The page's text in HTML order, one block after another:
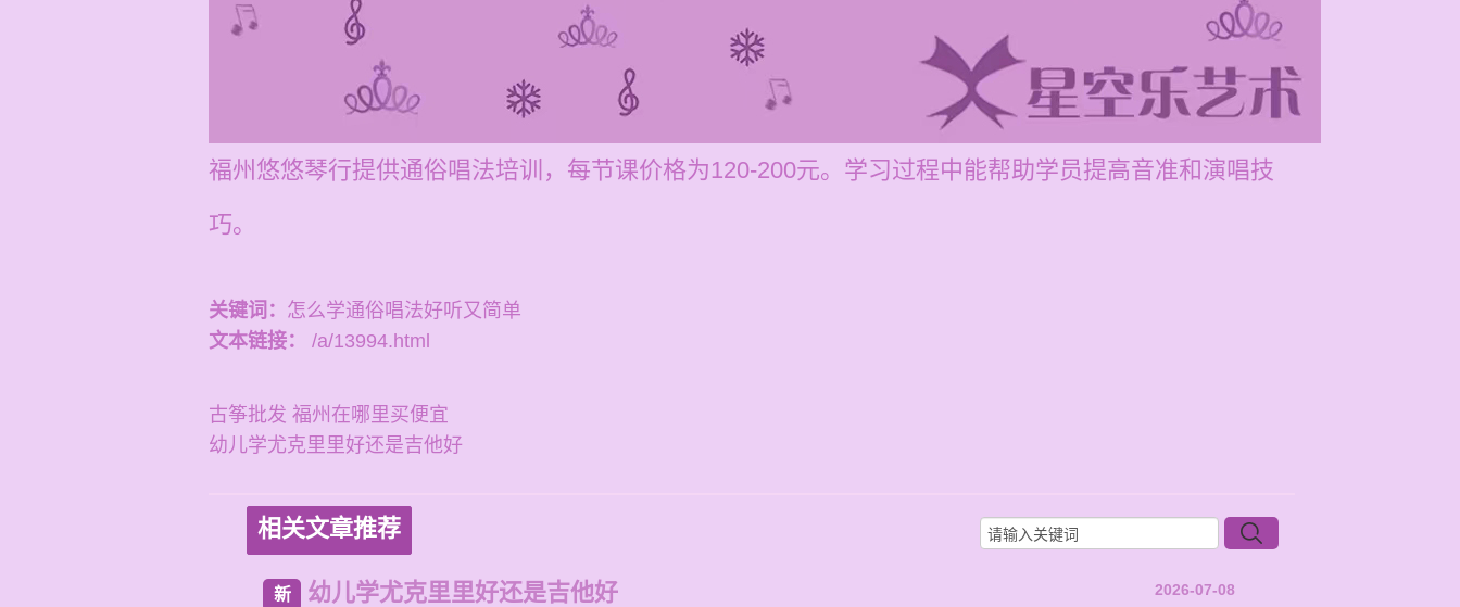
福州悠悠琴行提供通俗唱法培训，每节课价格为120-200元。学习过程中能帮助学员提高音准和演唱技
巧。
关键词： 怎么学通俗唱法好听又简单
文本链接：
/a/13994.html
古筝批发 福州在哪里买便宜
幼儿学尤克里里好还是吉他好
相关文章推荐
新 幼儿学尤克里里好还是吉他好 2026-07-08